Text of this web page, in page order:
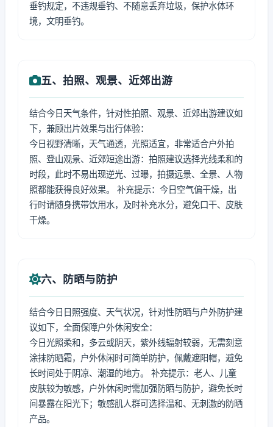
垂钓规定，不违规垂钓、不随意丢弃垃圾，保护水体环
境，文明垂钓。
五、拍照、观景、近郊出游
结合今日天气条件，针对性拍照、观景、近郊出游建议如
下，兼顾出片效果与出行体验：
今日视野清晰，天气通透，光照适宜，非常适合户外拍
照、登山观景、近郊短途出游：拍照建议选择光线柔和的
时段，此时不易出现逆光、过曝，拍摄远景、全景、人物
照都能获得良好效果。 补充提示：今日空气偏干燥，出
行时请随身携带饮用水，及时补充水分，避免口干、皮肤
干燥。
六、防晒与防护
结合今日日照强度、天气状况，针对性防晒与户外防护建
议如下，全面保障户外休闲安全：
今日光照柔和，多云或阴天，紫外线辐射较弱，无需刻意
涂抹防晒霜，户外休闲时可简单防护，佩戴遮阳帽，避免
长时间处于阴凉、潮湿的地方。 补充提示：老人、儿童
皮肤较为敏感，户外休闲时需加强防晒与防护，避免长时
间暴露在阳光下；敏感肌人群可选择温和、无刺激的防晒
产品。